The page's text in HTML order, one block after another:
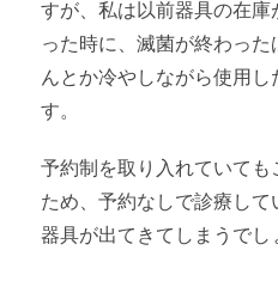
すが、私は以前器具の在庫
った時に、滅菌が終わっ
んとか冷やしながら使用し
す。
予約制を取り入れていても
ため、予約なしで診療し
器具が出てきてしまうでし